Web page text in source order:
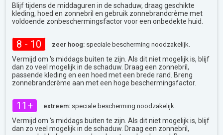
Blijf tijdens de middaguren in de schaduw, draag geschikte
kleding, hoed en zonnebril en gebruik zonnebrandcrème met
voldoende zonbeschermingsfactor voor een onbedekte huid.
8 - 10 zeer hoog: speciale bescherming noodzakelijk.
Vermijd om 's middags buiten te zijn. Als dit niet mogelijk is, blijf
dan zo veel mogelijk in de schaduw. Draag een zonnebril,
passende kleding en een hoed met een brede rand. Breng
zonnebrandcrème aan met een hoge beschermingsfactor.
11+ extreem: speciale bescherming noodzakelijk.
Vermijd om 's middags buiten te zijn. Als dit niet mogelijk is, blijf
dan zo veel mogelijk in de schaduw. Draag een zonnebril,